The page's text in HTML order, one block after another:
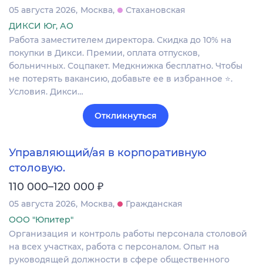
05 августа 2026 Москва
Стахановская
ДИКСИ Юг, АО
Работа заместителем директора. Скидка до 10% на
покупки в Дикси. Премии, оплата отпусков,
больничных. Соцпакет. Медкнижка бесплатно. Чтобы
не потерять вакансию, добавьте ее в избранное ⭐.
Условия. Дикси…
Откликнуться
Управляющий/ая в корпоративную
столовую.
110 000–120 000 ₽
05 августа 2026 Москва
Гражданская
ООО "Юпитер"
Организация и контроль работы персонала столовой
на всех участках, работа с персоналом. Опыт на
руководящей должности в сфере общественного